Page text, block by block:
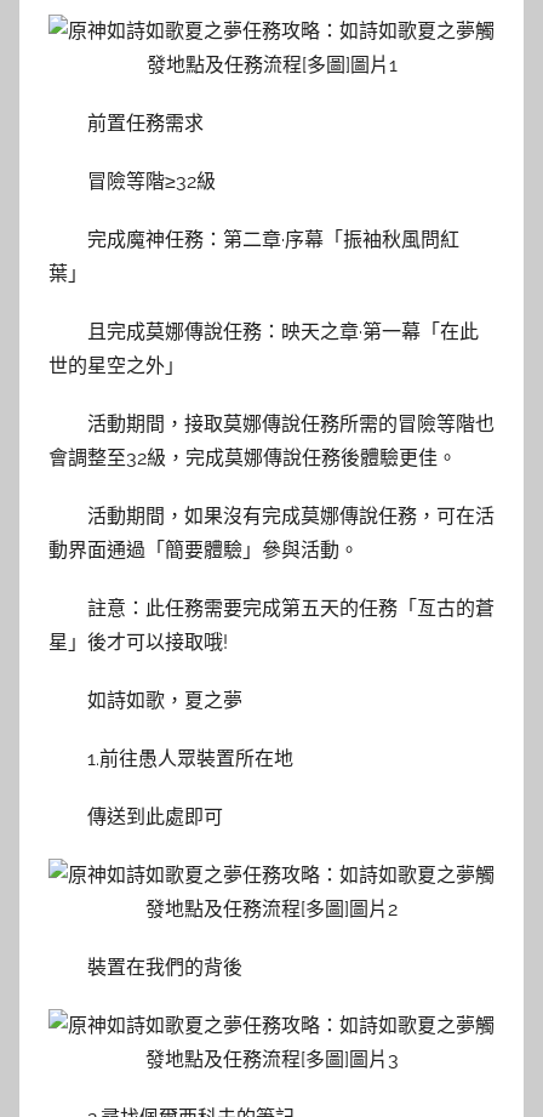
前置任務需求
冒險等階≥32級
完成魔神任務：第二章·序幕「振袖秋風問紅
葉」
且完成莫娜傳說任務：映天之章·第一幕「在此
世的星空之外」
活動期間，接取莫娜傳說任務所需的冒險等階也
會調整至32級，完成莫娜傳說任務後體驗更佳。
活動期間，如果沒有完成莫娜傳說任務，可在活
動界面通過「簡要體驗」參與活動。
註意：此任務需要完成第五天的任務「亙古的蒼
星」後才可以接取哦!
如詩如歌，夏之夢
1.前往愚人眾裝置所在地
傳送到此處即可
裝置在我們的背後